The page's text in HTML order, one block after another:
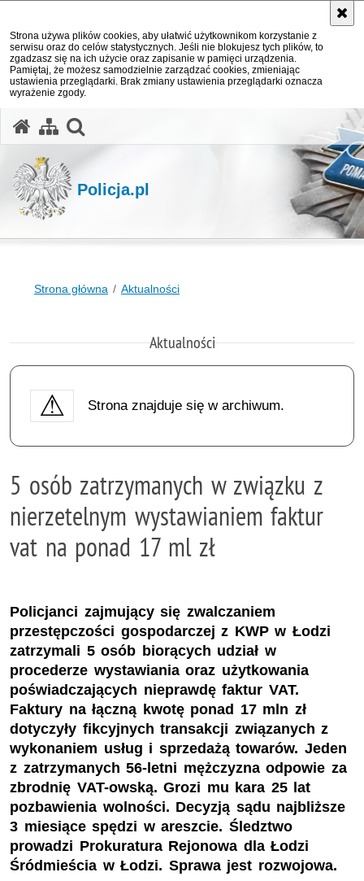
Strona używa plików cookies, aby ułatwić użytkownikom korzystanie z
serwisu oraz do celów statystycznych. Jeśli nie blokujesz tych plików, to
zgadzasz się na ich użycie oraz zapisanie w pamięci urządzenia.
Pamiętaj, że możesz samodzielnie zarządzać cookies, zmieniając
ustawienia przeglądarki. Brak zmiany ustawienia przeglądarki oznacza
wyrażenie zgody.
Policja.pl
Strona główna Aktualności
Aktualności
Strona znajduje się w archiwum.
5 osób zatrzymanych w związku z
nierzetelnym wystawianiem faktur
vat na ponad 17 ml zł
Policjanci zajmujący się zwalczaniem
przestępczości gospodarczej z KWP w Łodzi
zatrzymali 5 osób biorących udział w
procederze wystawiania oraz użytkowania
poświadczających nieprawdę faktur VAT.
Faktury na łączną kwotę ponad 17 mln zł
dotyczyły fikcyjnych transakcji związanych z
wykonaniem usług i sprzedażą towarów. Jeden
z zatrzymanych 56-letni mężczyzna odpowie za
zbrodnię VAT-owską. Grozi mu kara 25 lat
pozbawienia wolności. Decyzją sądu najbliższe
3 miesiące spędzi w areszcie. Śledztwo
prowadzi Prokuratura Rejonowa dla Łodzi
Śródmieścia w Łodzi. Sprawa jest rozwojowa.